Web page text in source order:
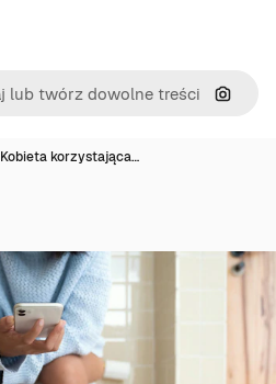
Szukaj
Kobieta korzystająca…